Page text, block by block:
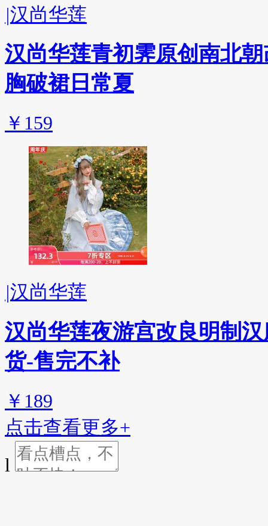
|汉尚华莲
汉尚华莲青初霁原创南北
胸破裙日常夏
￥159
|汉尚华莲
汉尚华莲夜游宫改良明制
货-售完不补
￥189
点击查看更多+
l